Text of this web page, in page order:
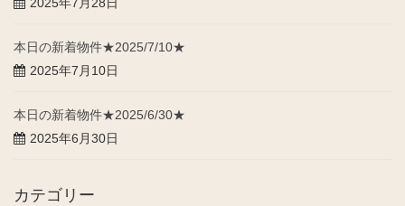
2025年7月28日
本日の新着物件★2025/7/10★
2025年7月10日
本日の新着物件★2025/6/30★
2025年6月30日
カテゴリー